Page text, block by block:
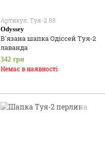
Артикул: Туя-2 88
Odyssey
В'язана шапка Одіссей Туя-2
лаванда
342 грн
Немає в наявності